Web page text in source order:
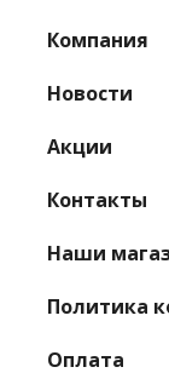
Компания
Новости
Акции
Контакты
Наши
Политика
Оплата